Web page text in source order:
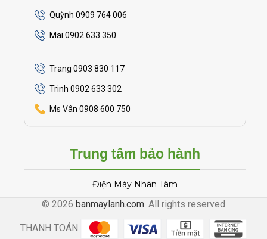
Quỳnh 0909 764 006
Mai 0902 633 350
Trang 0903 830 117
Trinh 0902 633 302
Ms Vân 0908 600 750
Trung tâm bảo hành
Điện Máy Nhân Tâm
© 2026 banmaylanh.com. All rights reserved
THANH TOÁN